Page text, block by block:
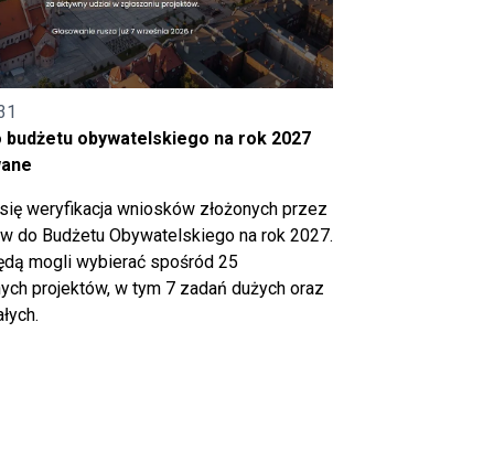
budżetu obywatelskiego na rok 2027
weryfikacja wniosków złożonych przez
do Budżetu Obywatelskiego na rok 2027.
mogli wybierać spośród 25
projektów, w tym 7 zadań dużych oraz